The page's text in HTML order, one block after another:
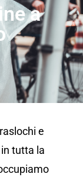
a
e
tutta la